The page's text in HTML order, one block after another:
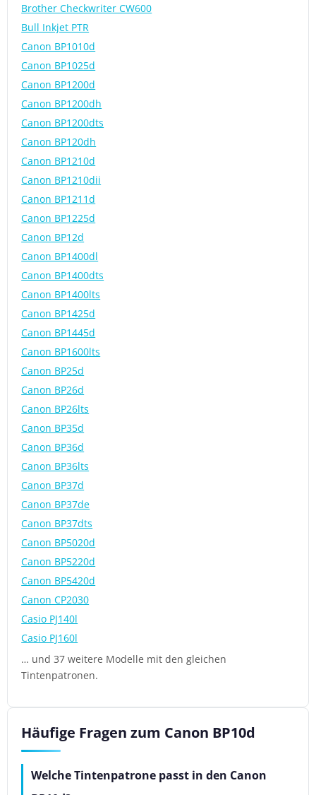
Brother Checkwriter CW600
Bull Inkjet PTR
Canon BP1010d
Canon BP1025d
Canon BP1200d
Canon BP1200dh
Canon BP1200dts
Canon BP120dh
Canon BP1210d
Canon BP1210dii
Canon BP1211d
Canon BP1225d
Canon BP12d
Canon BP1400dl
Canon BP1400dts
Canon BP1400lts
Canon BP1425d
Canon BP1445d
Canon BP1600lts
Canon BP25d
Canon BP26d
Canon BP26lts
Canon BP35d
Canon BP36d
Canon BP36lts
Canon BP37d
Canon BP37de
Canon BP37dts
Canon BP5020d
Canon BP5220d
Canon BP5420d
Canon CP2030
Casio PJ140l
Casio PJ160l
… und 37 weitere Modelle mit den gleichen
Tintenpatronen.
Häufige Fragen zum Canon BP10d
Welche Tintenpatrone passt in den Canon